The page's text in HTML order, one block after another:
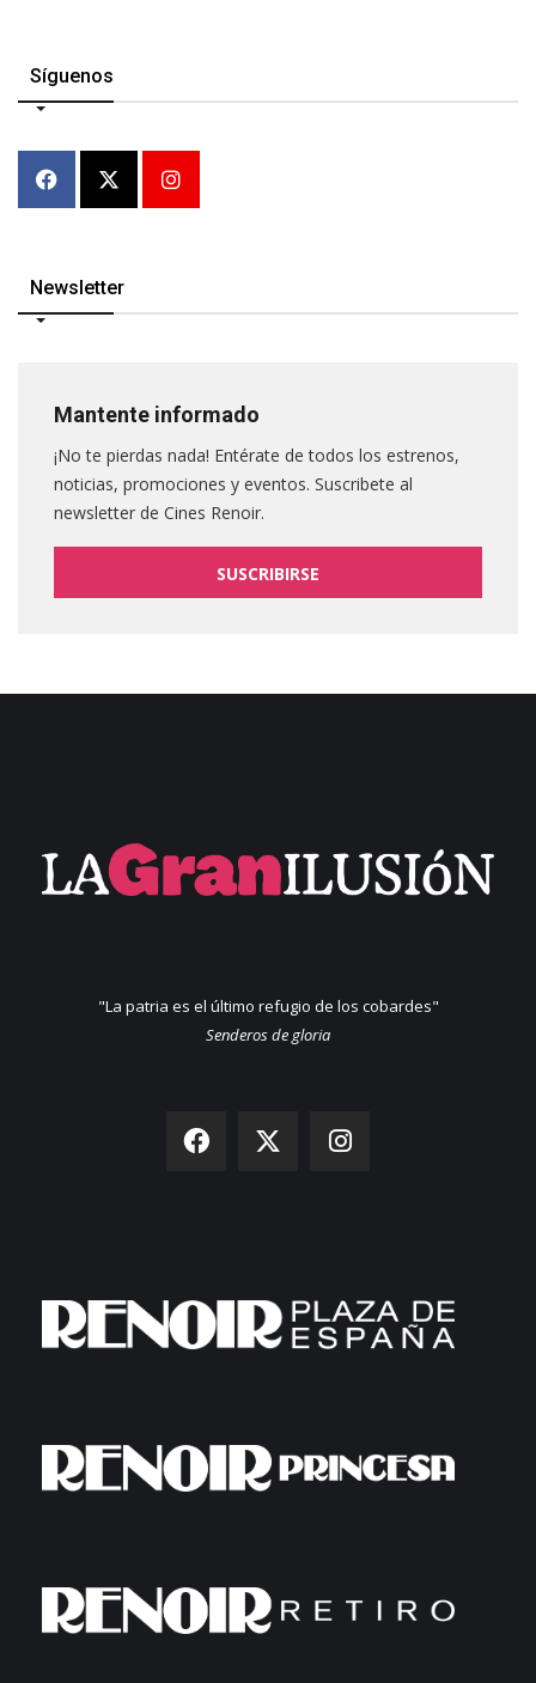
Síguenos
Newsletter
Mantente informado
¡No te pierdas nada! Entérate de todos los estrenos,
noticias, promociones y eventos. Suscribete al
newsletter de Cines Renoir.
SUSCRIBIRSE
"La patria es el último refugio de los cobardes"
Senderos de gloria